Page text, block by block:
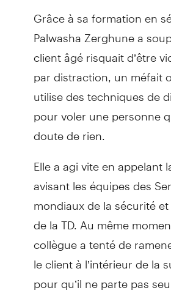
Grâce à sa formation en
Palwasha Zerghune a
client âgé risquait d’être
par distraction, un méfait
utilise des techniques de
pour voler une personne
doute de rien.
Elle a agi vite en appelant
avisant les équipes des
mondiaux de la sécurité
de la TD. Au même
collègue a tenté de
le client à l’intérieur de la
pour qu’il ne parte pas